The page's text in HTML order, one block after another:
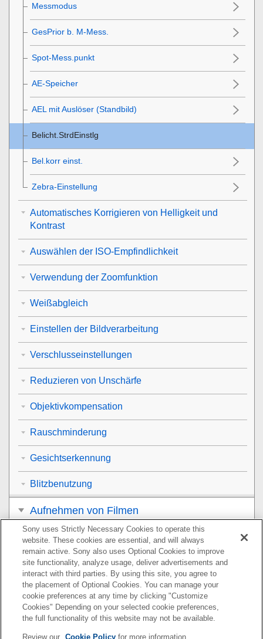
Messmodus
GesPrior b. M-Mess.
Spot-Mess.punkt
AE-Speicher
AEL mit Auslöser (Standbild)
Belicht.StrdEinstlg
Bel.korr einst.
Zebra-Einstellung
Automatisches Korrigieren von Helligkeit und
Kontrast
Auswählen der ISO-Empfindlichkeit
Verwendung der Zoomfunktion
Weißabgleich
Einstellen der Bildverarbeitung
Verschlusseinstellungen
Reduzieren von Unschärfe
Objektivkompensation
Rauschminderung
Gesichtserkennung
Blitzbenutzung
Aufnehmen von Filmen
Betrachten
Anpassen der Kamera
Verwendung von Netzwerkfunktionen
Verwendung eines Computers
Sony uses Strictly Necessary Cookies to operate this
website. These cookies are essential, and will always
remain active. Sony also uses Optional Cookies to improve
site functionality, analyze usage, deliver advertisements and
interact with third parties. By using this site, you agree to
the placement of Optional Cookies. You can manage your
cookie preferences at any time by clicking "Customize
Cookies" Depending on your selected cookie preferences,
the full functionality of this website may not be available.
Review our Cookie Policyfor more information.